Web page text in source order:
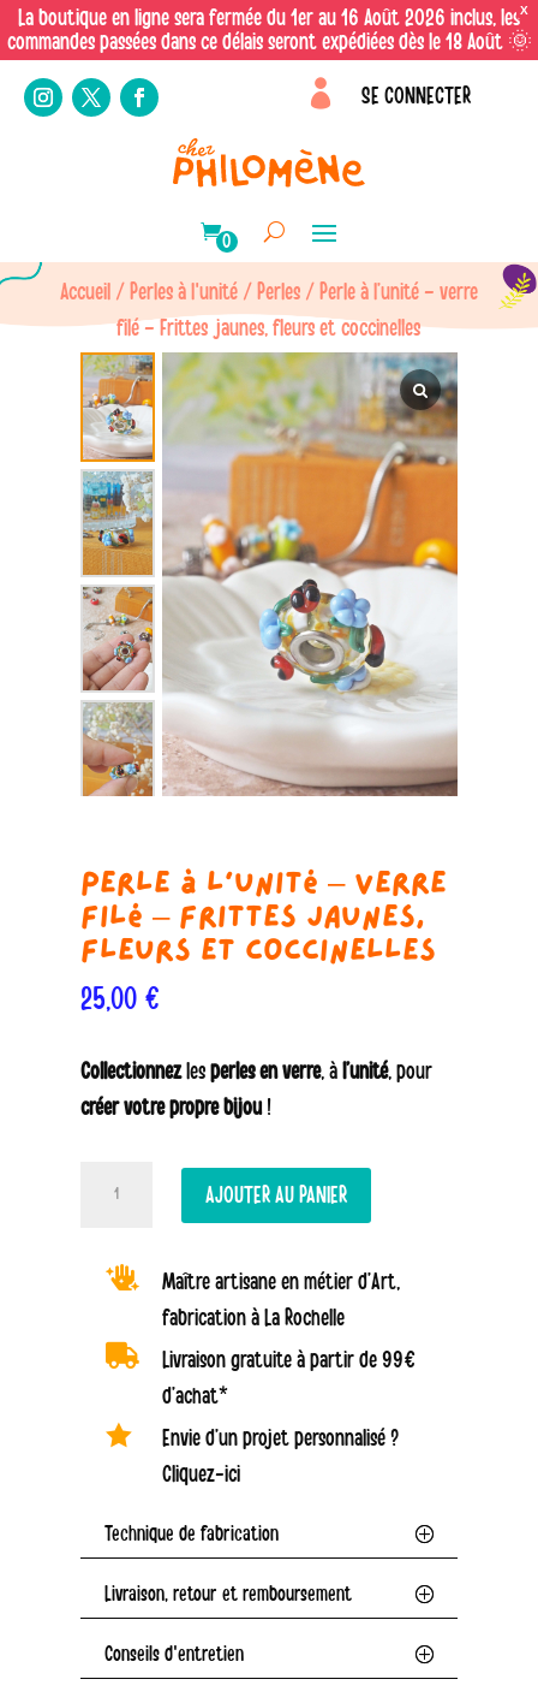
X
La boutique en ligne sera fermée du 1er au 16 Août 2026 inclus, les
commandes passées dans ce délais seront expédiées dès le 18 Août 🌞
 SE CONNECTER
0
Accueil / Perles à l'unité/ Perles/ Perle à l’unité – verre
filé – Frittes jaunes, fleurs et coccinelles
Perle à l’unité – verre
filé – Frittes jaunes,
fleurs et coccinelles
25,00 €
Collectionnezlesperles en verre, à l’unité, pour
créer votre propre bijou!
jaunes,
et
coccinelles
AJOUTER AU PANIER

Maître artisane en métier d’Art,
fabrication à La Rochelle

Livraison gratuite à partir de 99€
d’achat*

Envie d’un projet personnalisé ?
Cliquez-ici
Technique de fabrication
Livraison, retour et remboursement
Conseils d'entretien